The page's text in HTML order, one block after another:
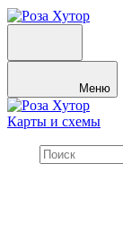
Меню
Карты и схемы